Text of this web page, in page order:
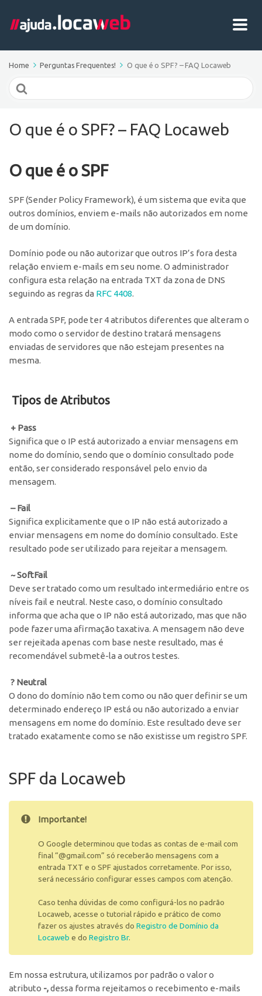
Home Perguntas Frequentes! O que é o SPF? – FAQ Locaweb
Search
For
O que é o SPF? – FAQ Locaweb
O que é o SPF
SPF (Sender Policy Framework), é um sistema que evita que
outros domínios, enviem e-mails não autorizados em nome
de um domínio.
Domínio pode ou não autorizar que outros IP’s fora desta
relação enviem e-mails em seu nome. O administrador
configura esta relação na entrada TXT da zona de DNS
seguindo as regras da RFC 4408.
A entrada SPF, pode ter 4 atributos diferentes que alteram o
modo como o servidor de destino tratará mensagens
enviadas de servidores que não estejam presentes na
mesma.
Tipos de Atributos
+ Pass
Significa que o IP está autorizado a enviar mensagens em
nome do domínio, sendo que o domínio consultado pode
então, ser considerado responsável pelo envio da
mensagem.
– Fail
Significa explicitamente que o IP não está autorizado a
enviar mensagens em nome do domínio consultado. Este
resultado pode ser utilizado para rejeitar a mensagem.
~SoftFail
Deve ser tratado como um resultado intermediário entre os
níveis fail e neutral. Neste caso, o domínio consultado
informa que acha que o IP não está autorizado, mas que não
pode fazer uma afirmação taxativa. A mensagem não deve
ser rejeitada apenas com base neste resultado, mas é
recomendável submetê-la a outros testes.
? Neutral
O dono do domínio não tem como ou não quer definir se um
determinado endereço IP está ou não autorizado a enviar
mensagens em nome do domínio. Este resultado deve ser
tratado exatamente como se não existisse um registro SPF.
SPF da Locaweb
Importante!
O Google determinou que todas as contas de e-mail com
final “@gmail.com” só receberão mensagens com a
entrada TXT e o SPF ajustados corretamente. Por isso,
será necessário configurar esses campos com atenção.
Caso tenha dúvidas de como configurá-los no padrão
Locaweb, acesse o tutorial rápido e prático de como
fazer os ajustes através do Registro de Domínio da
Locaweb e do Registro Br.
Em nossa estrutura, utilizamos por padrão o valor o
atributo -,dessa forma rejeitamos o recebimento e-mails